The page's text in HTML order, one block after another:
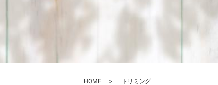
HOME トリミング